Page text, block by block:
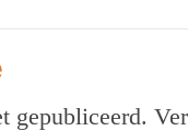
gepubliceerd.